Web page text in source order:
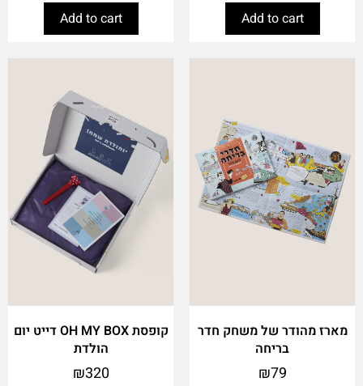
Add to cart
Add to cart
מארז מהודר של משחק חדר
בריחה
₪79
קופסת OH MY BOX דייט יום
הולדת
₪320